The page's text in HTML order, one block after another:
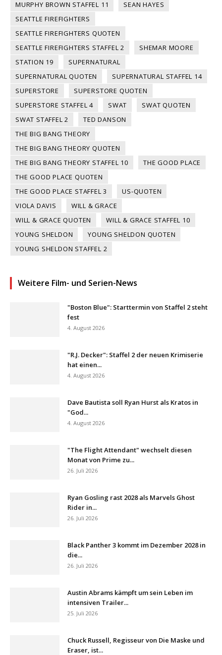
MURPHY BROWN STAFFEL 11
SEAN HAYES
SEATTLE FIREFIGHTERS
SEATTLE FIREFIGHTERS QUOTEN
SEATTLE FIREFIGHTERS STAFFEL 2
SHEMAR MOORE
STATION 19
SUPERNATURAL
SUPERNATURAL QUOTEN
SUPERNATURAL STAFFEL 14
SUPERSTORE
SUPERSTORE QUOTEN
SUPERSTORE STAFFEL 4
SWAT
SWAT QUOTEN
SWAT STAFFEL 2
TED DANSON
THE BIG BANG THEORY
THE BIG BANG THEORY QUOTEN
THE BIG BANG THEORY STAFFEL 10
THE GOOD PLACE
THE GOOD PLACE QUOTEN
THE GOOD PLACE STAFFEL 3
US-QUOTEN
VIOLA DAVIS
WILL & GRACE
WILL & GRACE QUOTEN
WILL & GRACE STAFFEL 10
YOUNG SHELDON
YOUNG SHELDON QUOTEN
YOUNG SHELDON STAFFEL 2
Weitere Film- und Serien-News
"Boston Blue": Starttermin von Staffel 2 steht
fest
4. August 2026
"R.J. Decker": Staffel 2 der neuen Krimiserie
hat einen...
4. August 2026
Dave Bautista soll Ryan Hurst als Kratos in
"God...
4. August 2026
"The Flight Attendant" wechselt diesen
Monat von Prime zu...
26. Juli 2026
Ryan Gosling rast 2028 als Marvels Ghost
Rider in...
26. Juli 2026
Black Panther 3 kommt im Dezember 2028 in
die...
26. Juli 2026
Austin Abrams kämpft um sein Leben im
intensiven Trailer...
25. Juli 2026
Chuck Russell, Regisseur von Die Maske und
Eraser, ist...